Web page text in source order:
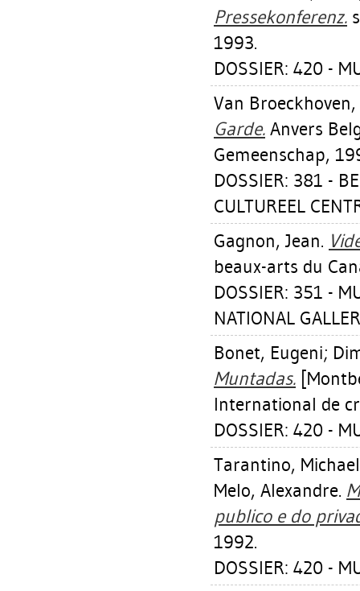
Pressekonferenz.
1993.
DOSSIER: 420 -
Van
Garde. Anvers
Gemeenschap,
DOSSIER: 381 -
CULTUREEL
Gagnon, Jean.
beaux-arts du
DOSSIER: 351 -
NATIONAL
Bonet, Eugeni;
Muntadas.
International de
DOSSIER: 420 -
Tarantino, Michael
Melo, Alexandre.
publico e do
1992.
DOSSIER: 420 -